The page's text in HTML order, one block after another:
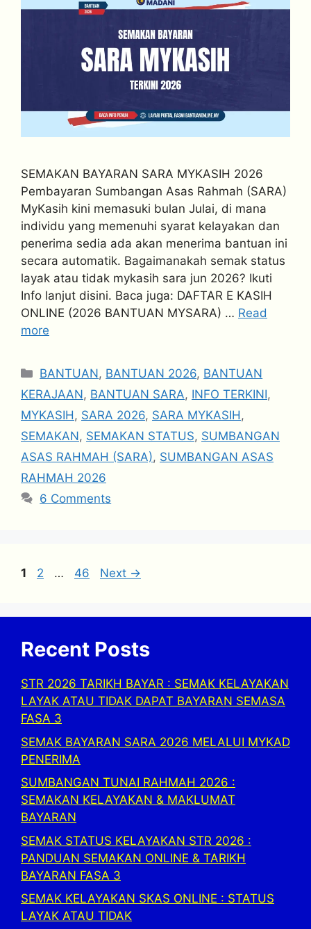
SEMAKAN BAYARAN SARA MYKASIH 2026
Pembayaran Sumbangan Asas Rahmah (SARA)
MyKasih kini memasuki bulan Julai, di mana
individu yang memenuhi syarat kelayakan dan
penerima sedia ada akan menerima bantuan ini
secara automatik. Bagaimanakah semak status
layak atau tidak mykasih sara jun 2026? Ikuti
Info lanjut disini. Baca juga: DAFTAR E KASIH
ONLINE (2026 BANTUAN MYSARA) … Read
more
Categories
BANTUAN, BANTUAN 2026, BANTUAN
KERAJAAN, BANTUAN SARA, INFO TERKINI,
MYKASIH, SARA 2026, SARA MYKASIH,
SEMAKAN, SEMAKAN STATUS, SUMBANGAN
ASAS RAHMAH (SARA), SUMBANGAN ASAS
RAHMAH 2026
6 Comments
Page
1 Page
2 … Page
46 Next →
Recent Posts
STR 2026 TARIKH BAYAR : SEMAK KELAYAKAN
LAYAK ATAU TIDAK DAPAT BAYARAN SEMASA
FASA 3
SEMAK BAYARAN SARA 2026 MELALUI MYKAD
PENERIMA
SUMBANGAN TUNAI RAHMAH 2026 :
SEMAKAN KELAYAKAN & MAKLUMAT
BAYARAN
SEMAK STATUS KELAYAKAN STR 2026 :
PANDUAN SEMAKAN ONLINE & TARIKH
BAYARAN FASA 3
SEMAK KELAYAKAN SKAS ONLINE : STATUS
LAYAK ATAU TIDAK